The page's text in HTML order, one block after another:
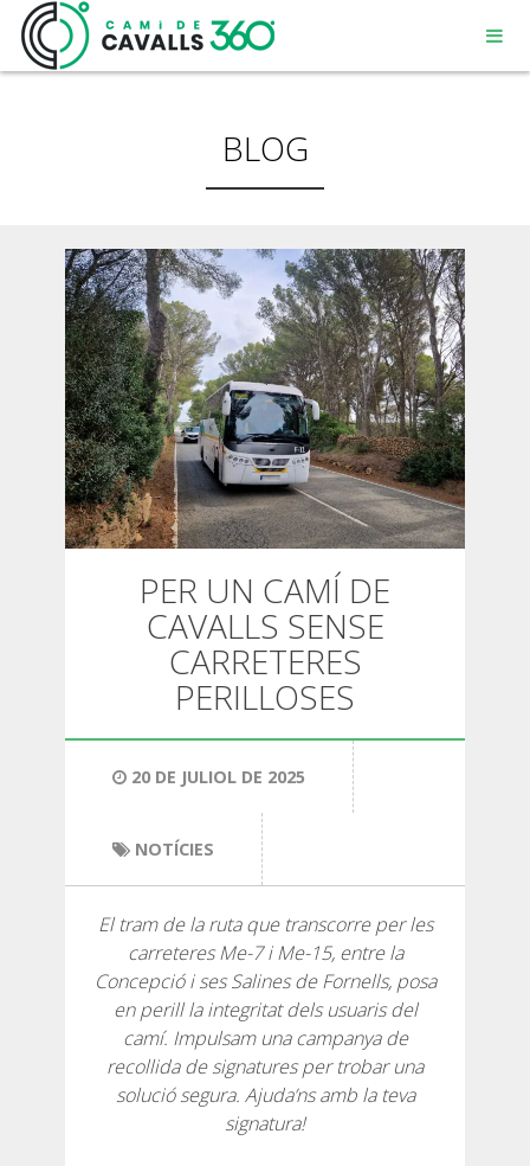
MENORCA
UN CAMÍ AMB HISTÒRIA
RECORREGUT DE 360º
SENDERISME
13 ETAPES
SELECCIÓ D’ETAPES
BLOG
PER UN CAMÍ DE
CAVALLS SENSE
CARRETERES
PERILLOSES
20 DE JULIOL DE 2025
NOTÍCIES
El tram de la ruta que transcorre per les
carreteres Me-7 i Me-15, entre la
Concepció i ses Salines de Fornells, posa
en perill la integritat dels usuaris del
camí. Impulsam una campanya de
recollida de signatures per trobar una
solució segura. Ajuda’ns amb la teva
signatura!